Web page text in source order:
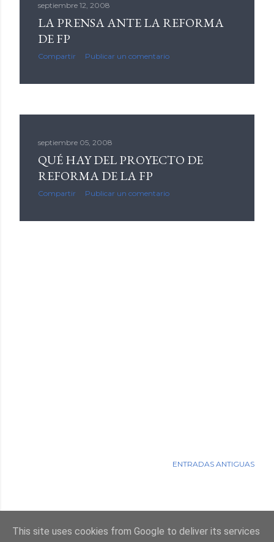
septiembre 12, 2008
LA PRENSA ANTE LA REFORMA
DE FP
Compartir Publicar un comentario
septiembre 05, 2008
QUÉ HAY DEL PROYECTO DE
REFORMA DE LA FP
Compartir Publicar un comentario
ENTRADAS ANTIGUAS
Con la tecnología de Blogger
This site uses cookies from Google to deliver its services